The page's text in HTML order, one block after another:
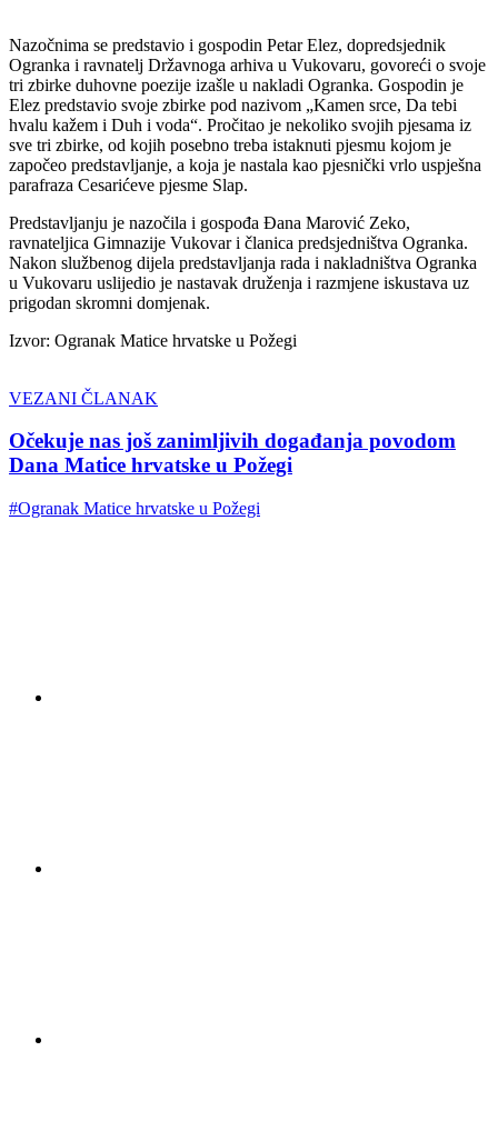
Nazočnima se predstavio i gospodin Petar Elez, dopredsjednik
Ogranka i ravnatelj Državnoga arhiva u Vukovaru, govoreći o svoje
tri zbirke duhovne poezije izašle u nakladi Ogranka. Gospodin je
Elez predstavio svoje zbirke pod nazivom „Kamen srce, Da tebi
hvalu kažem i Duh i voda“. Pročitao je nekoliko svojih pjesama iz
sve tri zbirke, od kojih posebno treba istaknuti pjesmu kojom je
započeo predstavljanje, a koja je nastala kao pjesnički vrlo uspješna
parafraza Cesarićeve pjesme Slap.
Predstavljanju je nazočila i gospođa Đana Marović Zeko,
ravnateljica Gimnazije Vukovar i članica predsjedništva Ogranka.
Nakon službenog dijela predstavljanja rada i nakladništva Ogranka
u Vukovaru uslijedio je nastavak druženja i razmjene iskustava uz
prigodan skromni domjenak.
Izvor: Ogranak Matice hrvatske u Požegi
VEZANI ČLANAK
Očekuje nas još zanimljivih događanja povodom
Dana Matice hrvatske u Požegi
#Ogranak Matice hrvatske u Požegi